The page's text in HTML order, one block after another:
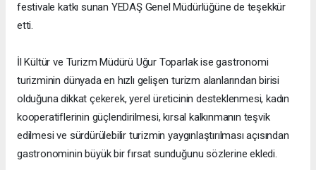
festivale katkı sunan YEDAŞ Genel Müdürlüğüne de teşekkür
etti.
İl Kültür ve Turizm Müdürü Uğur Toparlak ise gastronomi
turizminin dünyada en hızlı gelişen turizm alanlarından birisi
olduğuna dikkat çekerek, yerel üreticinin desteklenmesi, kadın
kooperatiflerinin güçlendirilmesi, kırsal kalkınmanın teşvik
edilmesi ve sürdürülebilir turizmin yaygınlaştırılması açısından
gastronominin büyük bir fırsat sunduğunu sözlerine ekledi.